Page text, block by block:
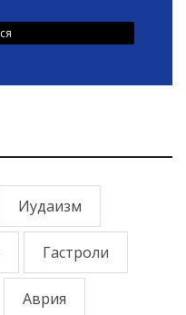
Иудаизм
Гастроли
Аврия